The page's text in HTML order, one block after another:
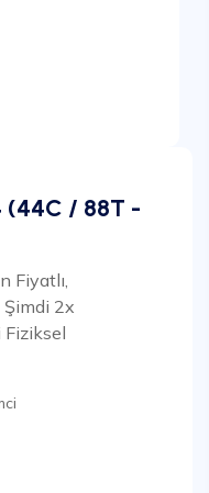
(44C / 88T -
Fiyatlı,
2x